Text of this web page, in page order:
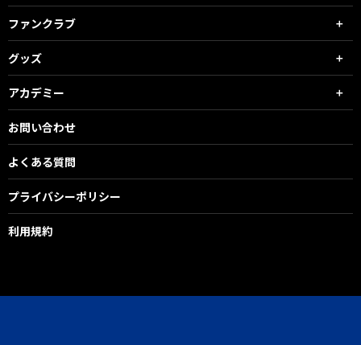
ファンクラブ
グッズ
アカデミー
お問い合わせ
よくある質問
プライバシーポリシー
利用規約